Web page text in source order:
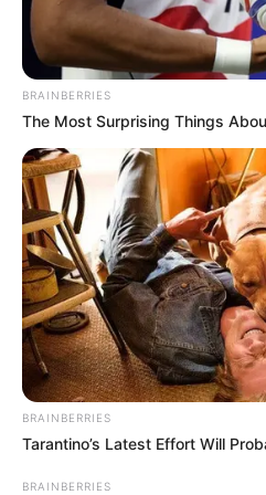
BRAINBERRIES
The Most Surprising Things
BRAINBERRIES
Tarantino’s Latest Effort Will
BRAINBERRIES